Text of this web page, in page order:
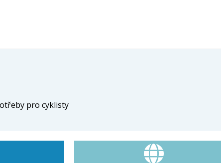
pro cyklisty